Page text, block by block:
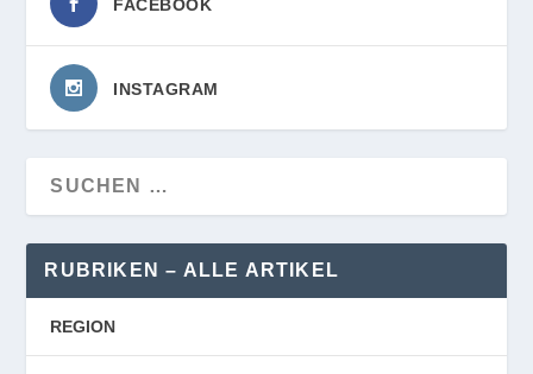
FACEBOOK
INSTAGRAM
RUBRIKEN – ALLE ARTIKEL
REGION